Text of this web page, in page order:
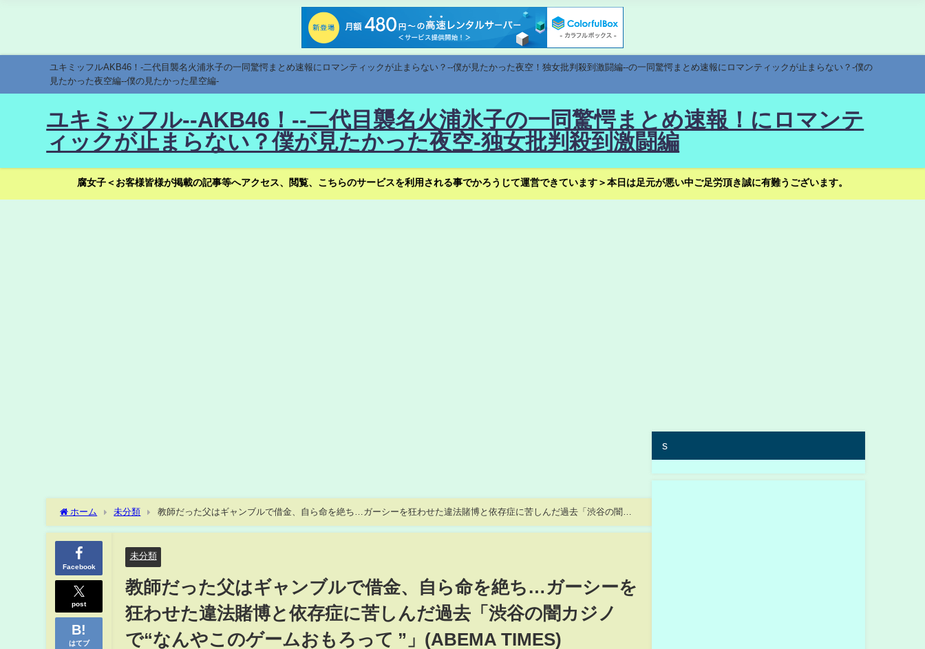
ユキミッフルAKB46！-二代目襲名火浦氷子の一同驚愕まとめ速報にロマンティックが止まらない？--僕が見たかった夜空！独女批判殺到激闘編--の一同驚愕まとめ速報にロマンティックが止まらない？-僕の
見たかった夜空編--僕の見たかった星空編-
ユキミッフル--AKB46！--二代目襲名火浦氷子の一同驚愕まとめ速報！にロマンテ
ィックが止まらない？僕が見たかった夜空-独女批判殺到激闘編
腐女子＜お客様皆様が掲載の記事等へアクセス、閲覧、こちらのサービスを利用される事でかろうじて運営できています＞本日は足元が悪い中ご足労頂き誠に有難うございます。
ホーム 未分類
教師だった父はギャンブルで借金、自ら命を絶ち…ガーシーを狂わせた違法賭博と依存症に苦しんだ過去「渋谷の闇カ
ジノで“なんやこのゲームおもろって ”」(ABEMA TIMES)
Facebook
post
はてブ
未分類
教師だった父はギャンブルで借金、自ら命を絶ち…ガーシーを
狂わせた違法賭博と依存症に苦しんだ過去「渋谷の闇カジノ
で“なんやこのゲームおもろって ”」(ABEMA TIMES)
s